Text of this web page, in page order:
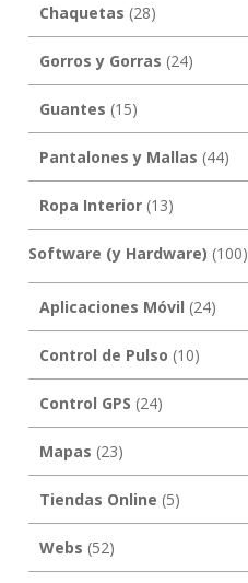
Chaquetas (28)
Gorros y Gorras (24)
Guantes (15)
Pantalones y Mallas (44)
Ropa Interior(13)
Software (y Hardware) (100)
Aplicaciones Móvil (24)
Control de Pulso (10)
Control GPS (24)
Mapas (23)
Tiendas Online (5)
Webs (52)